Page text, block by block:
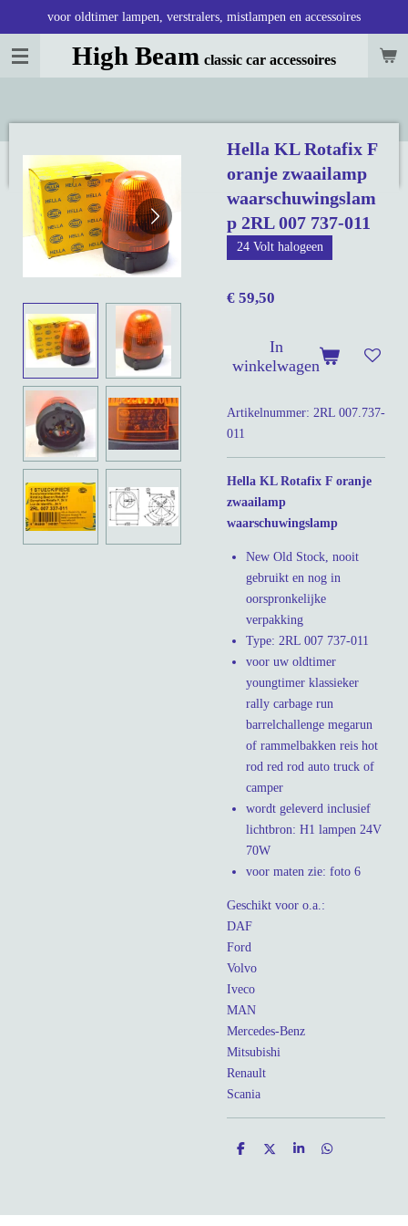
naar
High Beam classic car accessoires
voor oldtimer lampen, verstralers, mistlampen en accessoires
Hella KL Rotafix F
oranje zwaailamp
waarschuwingslam
p 2RL 007 737-011
24 Volt halogeen
€ 59,50
In
winkelwagen
Artikelnummer: 2RL 007.737-
011
Hella KL Rotafix F oranje
zwaailamp
waarschuwingslamp
New Old Stock, nooit
gebruikt en nog in
oorspronkelijke
verpakking
Type: 2RL 007 737-011
voor uw oldtimer
youngtimer klassieker
rally carbage run
barrelchallenge megarun
of rammelbakken reis hot
rod red rod auto truck of
camper
wordt geleverd inclusief
lichtbron: H1 lampen 24V
70W
voor maten zie: foto 6
Geschikt voor o.a.:
DAF
Ford
Volvo
Iveco
MAN
Mercedes-Benz
Mitsubishi
Renault
Scania
D
D
S
D